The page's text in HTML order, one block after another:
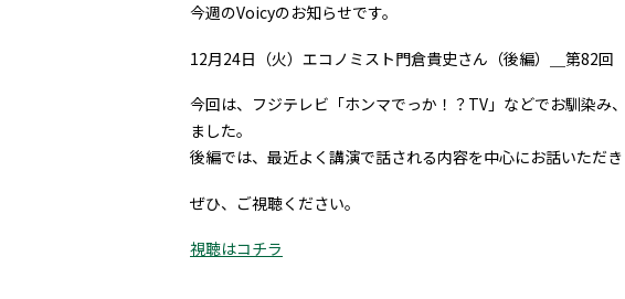
今週のVoicyのお知らせです。
12月24日（火）エコノミスト門倉貴史さん（後編）＿第82回
今回は、フジテレビ「ホンマでっか！？TV」などでお馴染み
ました。
後編では、最近よく講演で話される内容を中心にお話いただき
ぜひ、ご視聴ください。
視聴はコチラ